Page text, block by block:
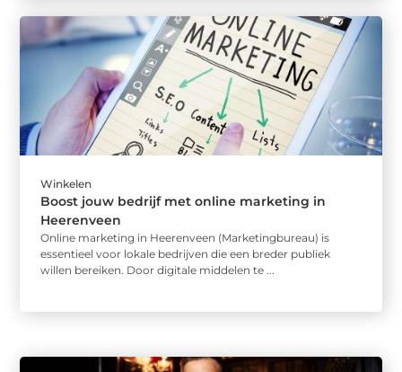
Winkelen
Boost jouw bedrijf met online marketing in
Heerenveen
Online marketing in Heerenveen (Marketingbureau) is
essentieel voor lokale bedrijven die een breder publiek
willen bereiken. Door digitale middelen te ...